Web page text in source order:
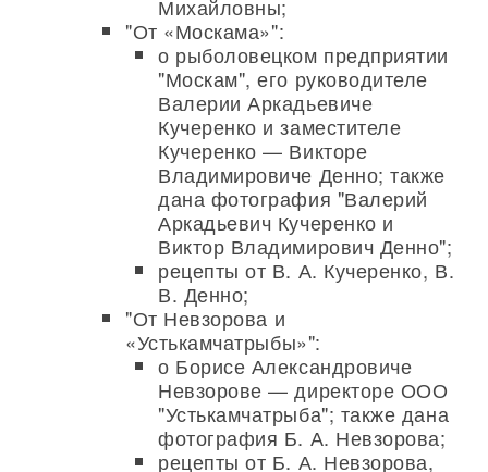
Михайловны;
"От «Москама»":
о рыболовецком предприятии
"Москам", его руководителе
Валерии Аркадьевиче
Кучеренко и заместителе
Кучеренко — Викторе
Владимировиче Денно; также
дана фотография "Валерий
Аркадьевич Кучеренко и
Виктор Владимирович Денно";
рецепты от В. А. Кучеренко, В.
В. Денно;
"От Невзорова и
«Устькамчатрыбы»":
о Борисе Александровиче
Невзорове — директоре ООО
"Устькамчатрыба"; также дана
фотография Б. А. Невзорова;
рецепты от Б. А. Невзорова,